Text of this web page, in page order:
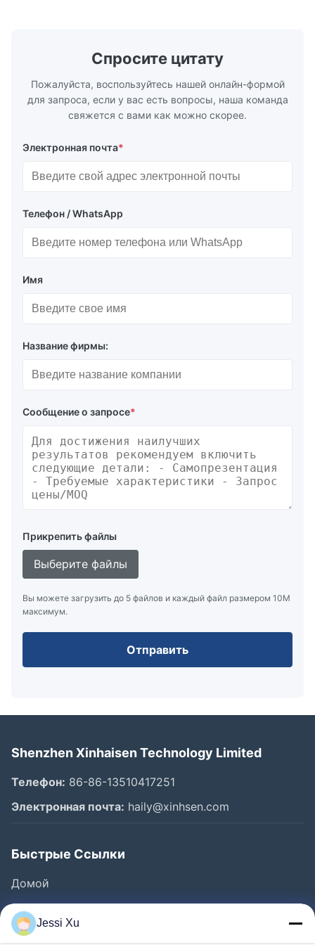
Спросите цитату
Пожалуйста, воспользуйтесь нашей онлайн-формой
для запроса, если у вас есть вопросы, наша команда
свяжется с вами как можно скорее.
Электронная почта*
Телефон / WhatsApp
Имя
Название фирмы:
Сообщение о запросе*
Прикрепить файлы
Выберите файлы
Вы можете загрузить до 5 файлов и каждый файл размером 10M
максимум.
Отправить
Shenzhen Xinhaisen Technology Limited
Телефон: 86-86-13510417251
Электронная почта: haily@xinhsen.com
Быстрые Ссылки
Домой
Продукция
Ролики
Jessi Xu